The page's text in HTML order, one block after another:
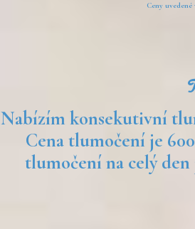
Ceny
Nabízím konsekutivní
Cena tlumočení je
tlumočení na celý